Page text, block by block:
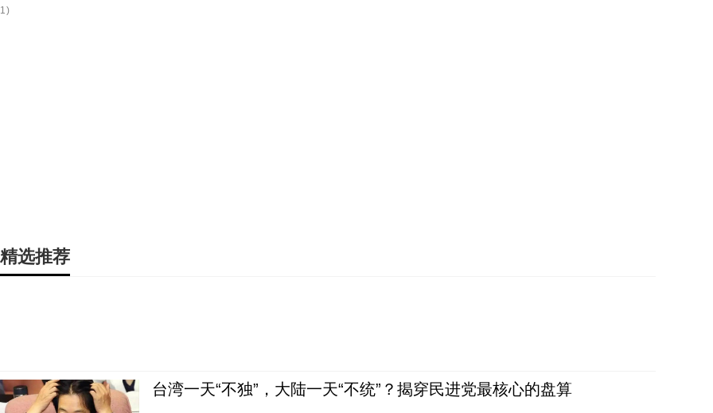
1)
精选推荐
台湾一天“不独”，大陆一天“不统”？揭穿民进党最核心的盘算